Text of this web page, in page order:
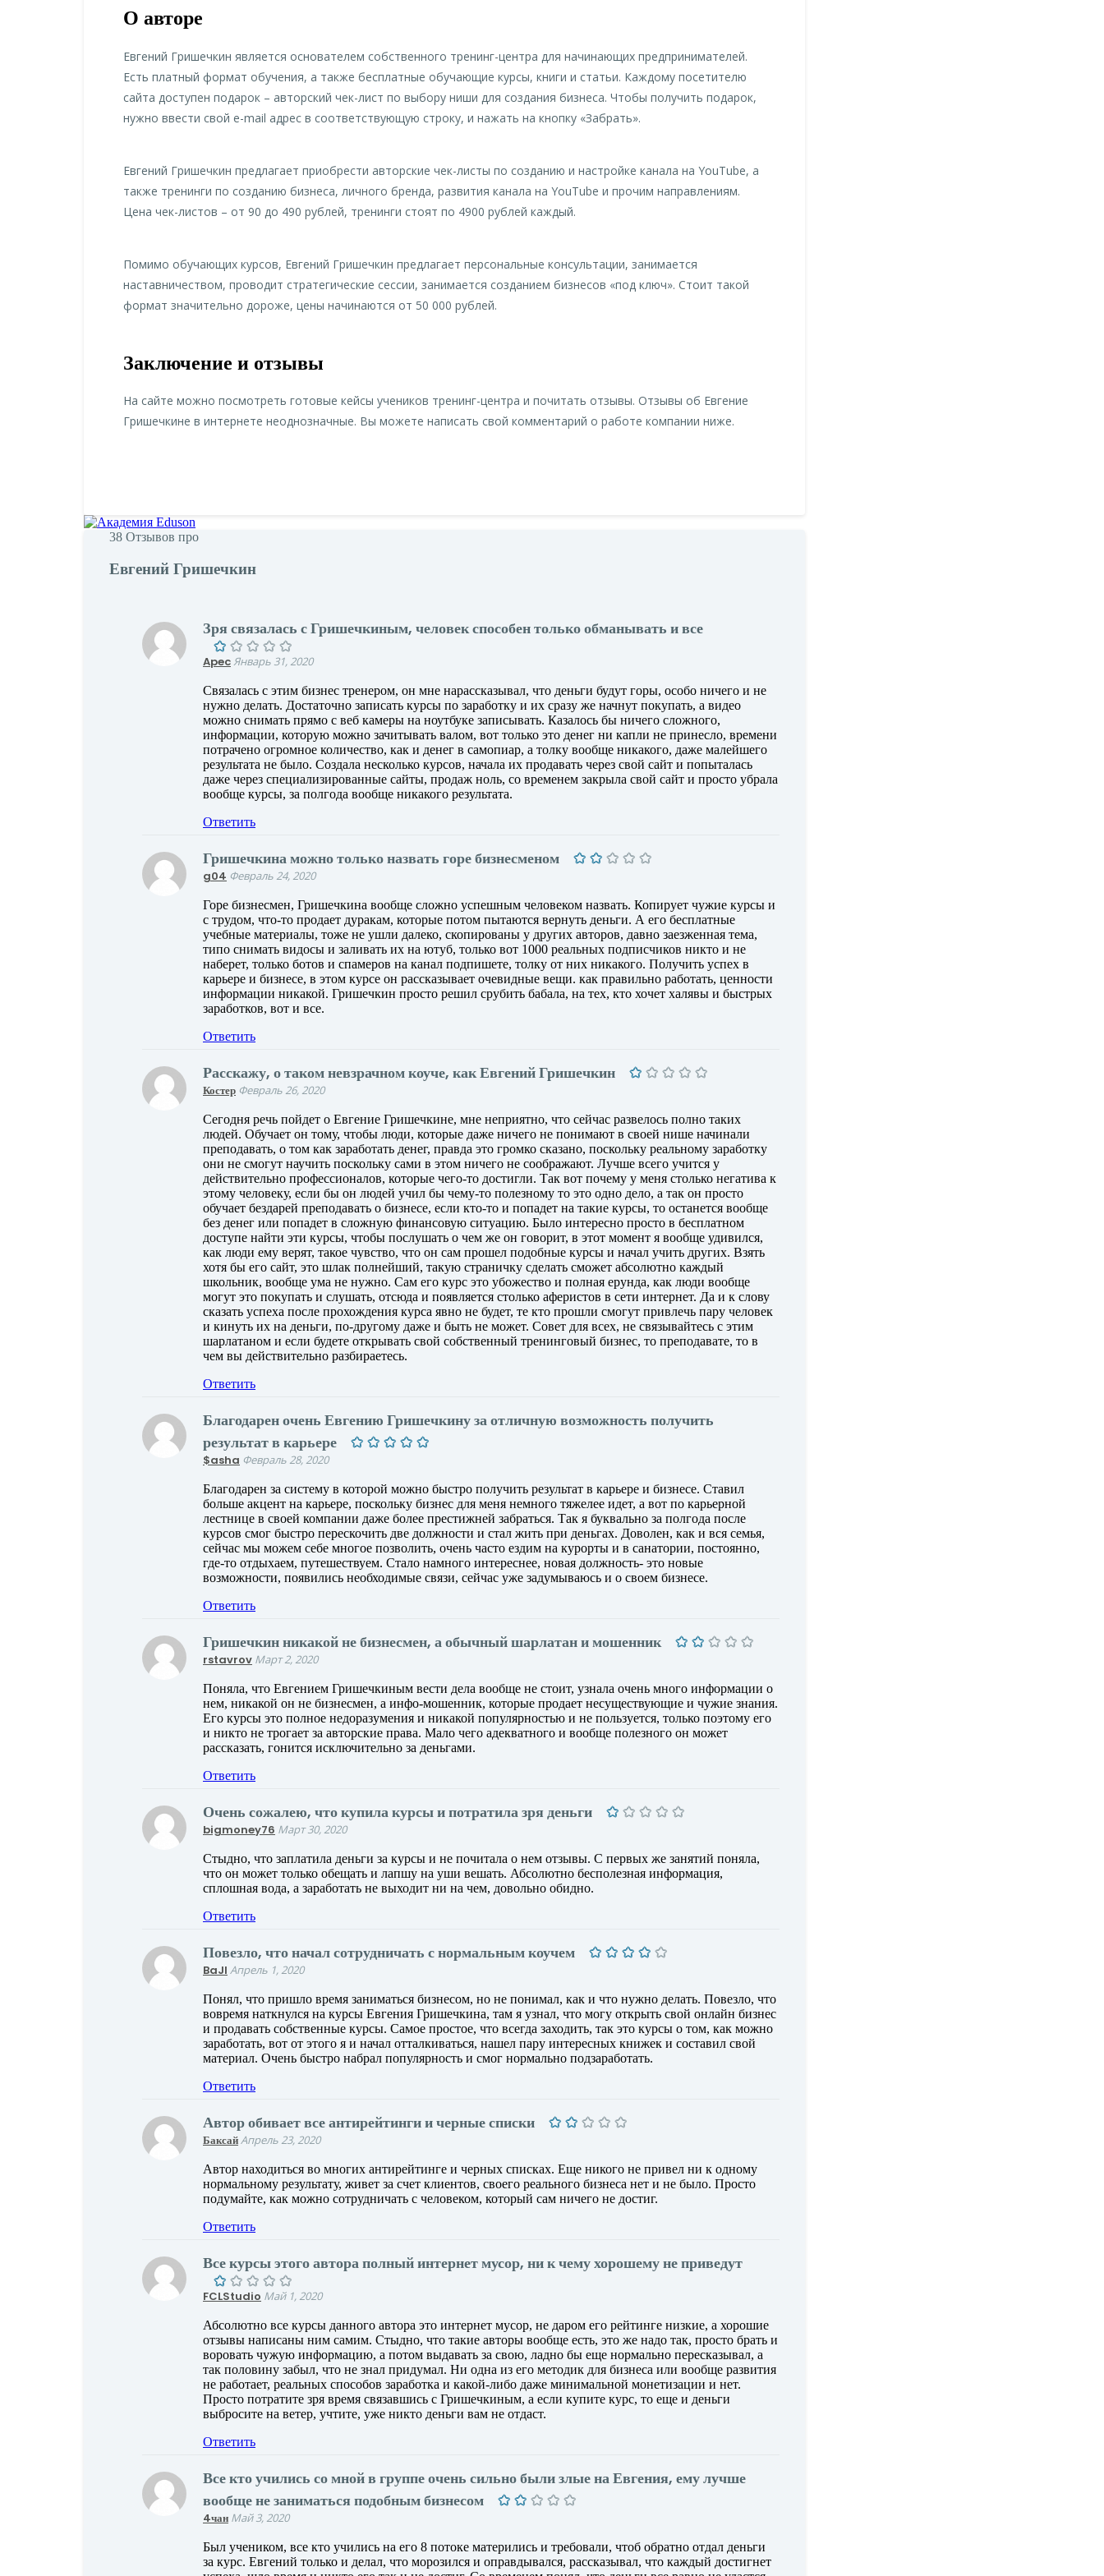
О авторе
Евгений Гришечкин является основателем собственного тренинг-центра для начинающих предпринимателей.
Есть платный формат обучения, а также бесплатные обучающие курсы, книги и статьи. Каждому посетителю
сайта доступен подарок – авторский чек-лист по выбору ниши для создания бизнеса. Чтобы получить подарок,
нужно ввести свой e-mail адрес в соответствующую строку, и нажать на кнопку «Забрать».
Евгений Гришечкин предлагает приобрести авторские чек-листы по созданию и настройке канала на YouTube, а
также тренинги по созданию бизнеса, личного бренда, развития канала на YouTube и прочим направлениям.
Цена чек-листов – от 90 до 490 рублей, тренинги стоят по 4900 рублей каждый.
Помимо обучающих курсов, Евгений Гришечкин предлагает персональные консультации, занимается
наставничеством, проводит стратегические сессии, занимается созданием бизнесов «под ключ». Стоит такой
формат значительно дороже, цены начинаются от 50 000 рублей.
Заключение и отзывы
На сайте можно посмотреть готовые кейсы учеников тренинг-центра и почитать отзывы. Отзывы об Евгение
Гришечкине в интернете неоднозначные. Вы можете написать свой комментарий о работе компании ниже.
38 Отзывов про
Евгений Гришечкин
Зря связалась с Гришечкиным, человек способен только обманывать и все
ApecЯнварь 31, 2020
Связалась с этим бизнес тренером, он мне нарассказывал, что деньги будут горы, особо ничего и не
нужно делать. Достаточно записать курсы по заработку и их сразу же начнут покупать, а видео
можно снимать прямо с веб камеры на ноутбуке записывать. Казалось бы ничего сложного,
информации, которую можно зачитывать валом, вот только это денег ни капли не принесло, времени
потрачено огромное количество, как и денег в самопиар, а толку вообще никакого, даже малейшего
результата не было. Создала несколько курсов, начала их продавать через свой сайт и попыталась
даже через специализированные сайты, продаж ноль, со временем закрыла свой сайт и просто убрала
вообще курсы, за полгода вообще никакого результата.
Ответить
Гришечкина можно только назвать горе бизнесменом
g04 Февраль 24, 2020
Горе бизнесмен, Гришечкина вообще сложно успешным человеком назвать. Копирует чужие курсы и
с трудом, что-то продает дуракам, которые потом пытаются вернуть деньги. А его бесплатные
учебные материалы, тоже не ушли далеко, скопированы у других авторов, давно заезженная тема,
типо снимать видосы и заливать их на ютуб, только вот 1000 реальных подписчиков никто и не
наберет, только ботов и спамеров на канал подпишете, толку от них никакого. Получить успех в
карьере и бизнесе, в этом курсе он рассказывает очевидные вещи. как правильно работать, ценности
информации никакой. Гришечкин просто решил срубить бабала, на тех, кто хочет халявы и быстрых
заработков, вот и все.
Ответить
Расскажу, о таком невзрачном коуче, как Евгений Гришечкин
Костер Февраль 26, 2020
Сегодня речь пойдет о Евгение Гришечкине, мне неприятно, что сейчас развелось полно таких
людей. Обучает он тому, чтобы люди, которые даже ничего не понимают в своей нише начинали
преподавать, о том как заработать денег, правда это громко сказано, поскольку реальному заработку
они не смогут научить поскольку сами в этом ничего не соображают. Лучше всего учится у
действительно профессионалов, которые чего-то достигли. Так вот почему у меня столько негатива к
этому человеку, если бы он людей учил бы чему-то полезному то это одно дело, а так он просто
обучает бездарей преподавать о бизнесе, если кто-то и попадет на такие курсы, то останется вообще
без денег или попадет в сложную финансовую ситуацию. Было интересно просто в бесплатном
доступе найти эти курсы, чтобы послушать о чем же он говорит, в этот момент я вообще удивился,
как люди ему верят, такое чувство, что он сам прошел подобные курсы и начал учить других. Взять
хотя бы его сайт, это шлак полнейший, такую страничку сделать сможет абсолютно каждый
школьник, вообще ума не нужно. Сам его курс это убожество и полная ерунда, как люди вообще
могут это покупать и слушать, отсюда и появляется столько аферистов в сети интернет. Да и к слову
сказать успеха после прохождения курса явно не будет, те кто прошли смогут привлечь пару человек
и кинуть их на деньги, по-другому даже и быть не может. Совет для всех, не связывайтесь с этим
шарлатаном и если будете открывать свой собственный тренинговый бизнес, то преподавате, то в
чем вы действительно разбираетесь.
Ответить
Благодарен очень Евгению Гришечкину за отличную возможность получить
результат в карьере
$asha Февраль 28, 2020
Благодарен за систему в которой можно быстро получить результат в карьере и бизнесе. Ставил
больше акцент на карьере, поскольку бизнес для меня немного тяжелее идет, а вот по карьерной
лестнице в своей компании даже более престижней забраться. Так я буквально за полгода после
курсов смог быстро перескочить две должности и стал жить при деньгах. Доволен, как и вся семья,
сейчас мы можем себе многое позволить, очень часто ездим на курорты и в санатории, постоянно,
где-то отдыхаем, путешествуем. Стало намного интереснее, новая должность- это новые
возможности, появились необходимые связи, сейчас уже задумываюсь и о своем бизнесе.
Ответить
Гришечкин никакой не бизнесмен, а обычный шарлатан и мошенник
rstavrov Март 2, 2020
Поняла, что Евгением Гришечкиным вести дела вообще не стоит, узнала очень много информации о
нем, никакой он не бизнесмен, а инфо-мошенник, которые продает несуществующие и чужие знания.
Его курсы это полное недоразумения и никакой популярностью и не пользуется, только поэтому его
и никто не трогает за авторские права. Мало чего адекватного и вообще полезного он может
рассказать, гонится исключительно за деньгами.
Ответить
Очень сожалею, что купила курсы и потратила зря деньги
bigmoney76 Март 30, 2020
Стыдно, что заплатила деньги за курсы и не почитала о нем отзывы. С первых же занятий поняла,
что он может только обещать и лапшу на уши вешать. Абсолютно бесполезная информация,
сплошная вода, а заработать не выходит ни на чем, довольно обидно.
Ответить
Повезло, что начал сотрудничать с нормальным коучем
BaJl Апрель 1, 2020
Понял, что пришло время заниматься бизнесом, но не понимал, как и что нужно делать. Повезло, что
вовремя наткнулся на курсы Евгения Гришечкина, там я узнал, что могу открыть свой онлайн бизнес
и продавать собственные курсы. Самое простое, что всегда заходить, так это курсы о том, как можно
заработать, вот от этого я и начал отталкиваться, нашел пару интересных книжек и составил свой
материал. Очень быстро набрал популярность и смог нормально подзаработать.
Ответить
Автор обивает все антирейтинги и черные списки
БаксайАпрель 23, 2020
Автор находиться во многих антирейтинге и черных списках. Еще никого не привел ни к одному
нормальному результату, живет за счет клиентов, своего реального бизнеса нет и не было. Просто
подумайте, как можно сотрудничать с человеком, который сам ничего не достиг.
Ответить
Все курсы этого автора полный интернет мусор, ни к чему хорошему не приведут
FCLStudio Май 1, 2020
Абсолютно все курсы данного автора это интернет мусор, не даром его рейтинге низкие, а хорошие
отзывы написаны ним самим. Стыдно, что такие авторы вообще есть, это же надо так, просто брать и
воровать чужую информацию, а потом выдавать за свою, ладно бы еще нормально пересказывал, а
так половину забыл, что не знал придумал. Ни одна из его методик для бизнеса или вообще развития
не работает, реальных способов заработка и какой-либо даже минимальной монетизации и нет.
Просто потратите зря время связавшись с Гришечкиным, а если купите курс, то еще и деньги
выбросите на ветер, учтите, уже никто деньги вам не отдаст.
Ответить
Все кто учились со мной в группе очень сильно были злые на Евгения, ему лучше
вообще не заниматься подобным бизнесом
4чан Май 3, 2020
Был учеником, все кто учились на его 8 потоке матерились и требовали, чтоб обратно отдал деньги
за курс. Евгений только и делал, что морозился и оправдывался, рассказывал, что каждый достигнет